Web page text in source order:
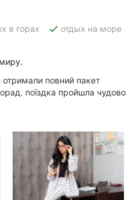
в горах done отдых на море
отримали повний пакет
поїздка пройшла чудово